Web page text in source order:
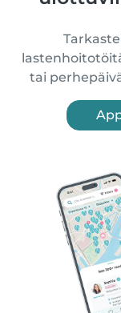
tai